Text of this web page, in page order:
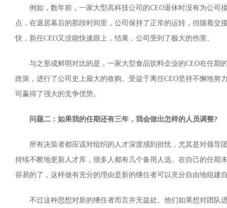
例如，数年前，一家大型高科技公司的CEO退休时没有为公司
点，在退居幕后的那段时间里，公司保持了正常的运转，但随着交
快，新任CEO又没能快速跟上，结果，公司受到了极大的伤害。
与之形成鲜明对比的是，一家大型食品饮料企业的CEO在任期
政策，进行了公司史上最大的收购。受益于离任CEO坚持不懈地努
司赢得了强大的竞争优势。
问题二：如果我的任期还有三年，我会做出怎样的人员调整?
所有决策者都应该对组织的人才深度感到担忧，尤其是对领导
持续不断地更新人才库，很多人都有几个备用人选。在自己的任期
容易的了，这样做有充分的理由是新的继任者可以充分自由地组建
不过这种思想对新的继任者而言并无益处。他们如果想对团队